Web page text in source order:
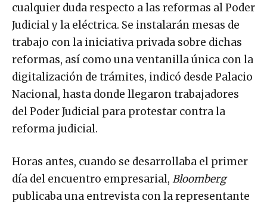
cualquier duda respecto a las reformas al Poder
Judicial y la eléctrica. Se instalarán mesas de
trabajo con la iniciativa privada sobre dichas
reformas, así como una ventanilla única con la
digitalización de trámites, indicó desde Palacio
Nacional, hasta donde llegaron trabajadores
del Poder Judicial para protestar contra la
reforma judicial.
Horas antes, cuando se desarrollaba el primer
día del encuentro empresarial, Bloomberg
publicaba una entrevista con la representante